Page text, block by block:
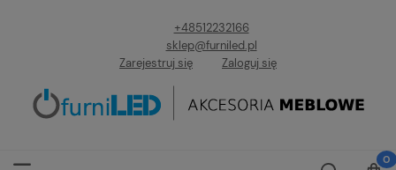
+48512232166
sklep@furniled.pl
Zarejestruj się
Zaloguj się